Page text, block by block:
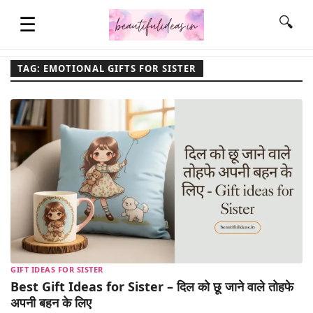
☰
QUOTES
LIFESTYLE
FASHION & STYLE
CONTACT NAME IDEAS
🔍
TAG: EMOTIONAL GIFTS FOR SISTER
GIFT IDEAS FOR SISTER
Best Gift Ideas for Sister – दिल को छू जाने वाले तोहफे
अपनी बहन के लिए